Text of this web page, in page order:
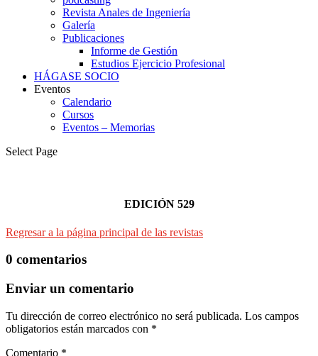
Revista Anales de Ingeniería
Galería
Publicaciones
Informe de Gestión
Estudios Ejercicio Profesional
HÁGASE SOCIO
Eventos
Calendario
Cursos
Eventos – Memorias
Select Page
EDICIÓN 529
Regresar a la página principal de las revistas
0 comentarios
Enviar un comentario
Tu dirección de correo electrónico no será publicada. Los campos
obligatorios están marcados con *
Comentario *